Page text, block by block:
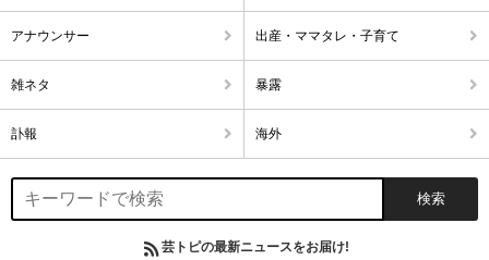
アナウンサー 出産・ママタレ・子育て
雑ネタ 暴露
訃報 海外
芸トピの最新ニュースをお届け!